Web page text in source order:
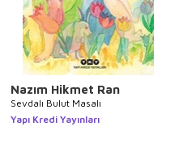
Nazım Hikmet Ran
Sevdalı Bulut Masalı
Yapı Kredi Yayınları